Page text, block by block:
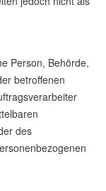
Person, Behörde,
betroffenen
des